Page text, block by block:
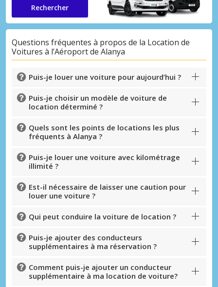
Rechercher
Questions fréquentes à propos de la Location de
Voitures à l’Aéroport de Alanya
Puis-je louer une voiture pour aujourd’hui ?
Puis-je choisir un modèle de voiture de
location déterminé ?
Quels sont les points de locations les plus
fréquents à Alanya ?
Puis-je louer une voiture avec kilométrage
illimité ?
Est-il nécessaire de laisser une caution pour
louer une voiture ?
Qui peut conduire la voiture de location ?
Puis-je ajouter des conducteurs
supplémentaires à ma réservation ?
Comment puis-je ajouter un conducteur
supplémentaire à ma location de voiture?